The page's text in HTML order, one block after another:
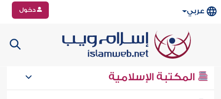
عربي دخول
المكتبة الإسلامية